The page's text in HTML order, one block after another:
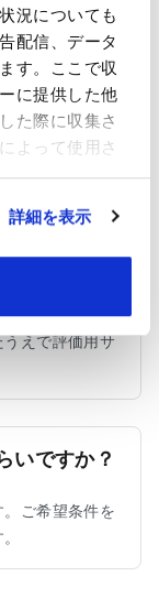
況についても
配信、データ
す。ここで収
に提供した他
た際に収集さ
よって使用さ
詳細を表示
すか？
の資材として
加工方法に応
か？
えで評価用サ
いですか？
ご希望条件を